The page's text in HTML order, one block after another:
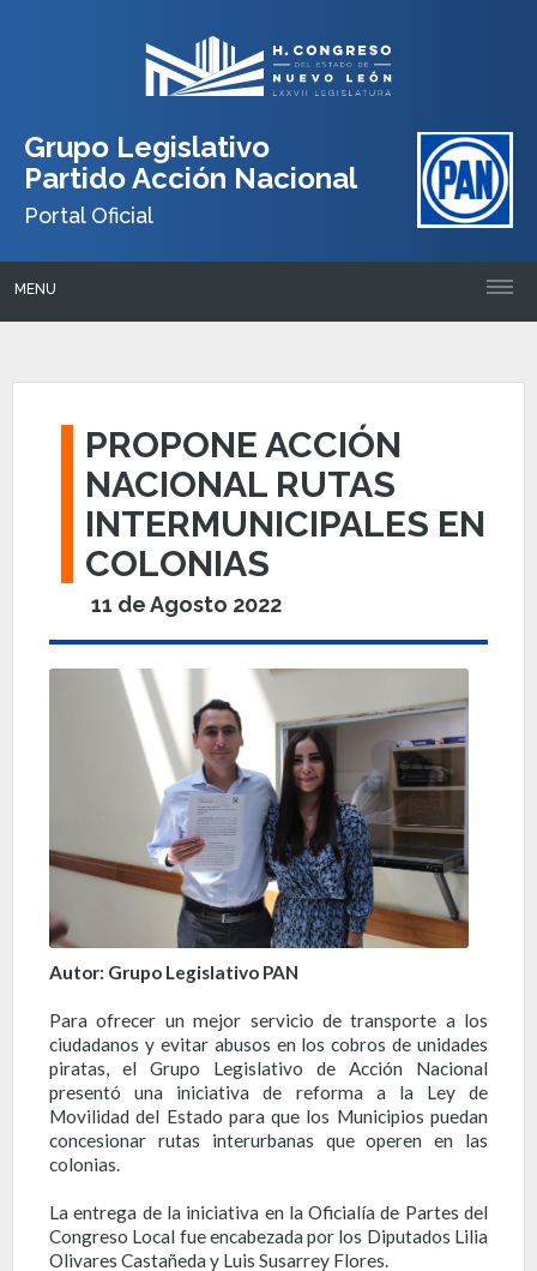
Grupo Legislativo
Partido Acción Nacional
Portal Oficial
MENU
PROPONE ACCIÓN
NACIONAL RUTAS
INTERMUNICIPALES EN
COLONIAS
11 de Agosto 2022
Autor: Grupo Legislativo PAN
Para ofrecer un mejor servicio de transporte a los
ciudadanos y evitar abusos en los cobros de unidades
piratas, el Grupo Legislativo de Acción Nacional
presentó una iniciativa de reforma a la Ley de
Movilidad del Estado para que los Municipios puedan
concesionar rutas interurbanas que operen en las
colonias.
La entrega de la iniciativa en la Oficialía de Partes del
Congreso Local fue encabezada por los Diputados Lilia
Olivares Castañeda y Luis Susarrey Flores.